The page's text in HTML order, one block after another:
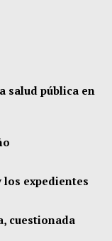
salud pública en
los expedientes
cuestionada